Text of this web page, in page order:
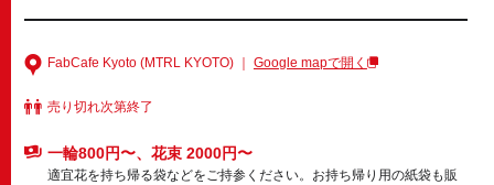
FabCafe Kyoto (MTRL KYOTO) ｜ Google mapで開く
売り切れ次第終了
一輪800円〜、花束 2000円〜
適宜花を持ち帰る袋などをご持参ください。お持ち帰り用の紙袋も販